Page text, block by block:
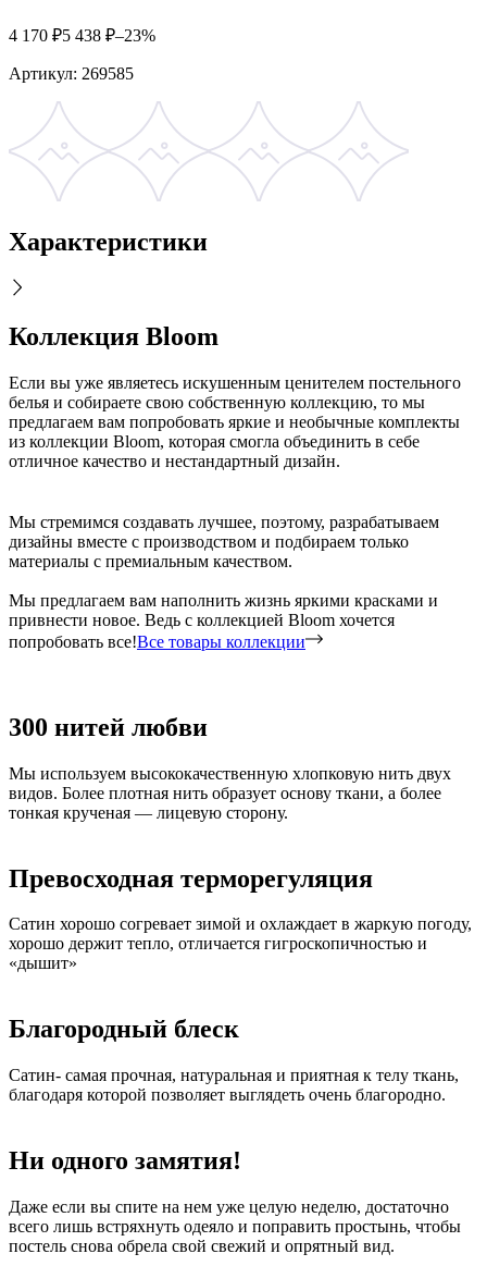
4 170 ₽5 438 ₽–23%
Артикул: 269585
Характеристики
Коллекция Bloom
Если вы уже являетесь искушенным ценителем постельного
белья и собираете свою собственную коллекцию, то мы
предлагаем вам попробовать яркие и необычные комплекты
из коллекции Bloom, которая смогла объединить в себе
отличное качество и нестандартный дизайн.
Мы стремимся создавать лучшее, поэтому, разрабатываем
дизайны вместе с производством и подбираем только
материалы с премиальным качеством.
Мы предлагаем вам наполнить жизнь яркими красками и
привнести новое. Ведь с коллекцией Bloom хочется
попробовать все!Все товары коллекции
300 нитей любви
Мы используем высококачественную хлопковую нить двух
видов. Более плотная нить образует основу ткани, а более
тонкая крученая — лицевую сторону.
Превосходная терморегуляция
Сатин хорошо согревает зимой и охлаждает в жаркую погоду,
хорошо держит тепло, отличается гигроскопичностью и
«дышит»
Благородный блеск
Сатин- самая прочная, натуральная и приятная к телу ткань,
благодаря которой позволяет выглядеть очень благородно.
Ни одного замятия!
Даже если вы спите на нем уже целую неделю, достаточно
всего лишь встряхнуть одеяло и поправить простынь, чтобы
постель снова обрела свой свежий и опрятный вид.